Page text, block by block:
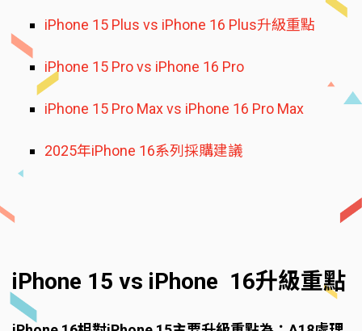
iPhone 15 Plus vs iPhone 16 Plus升級重點
iPhone 15 Pro vs iPhone 16 Pro
iPhone 15 Pro Max vs iPhone 16 Pro Max
2025年iPhone 16系列採購建議
iPhone 15 vs iPhone 16升級重點